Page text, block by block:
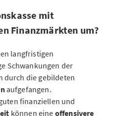
mit
Finanzmärkten um?
langfristigen
Schwankungen der
durch die gebildeten
aufgefangen.
finanziellen und
können eine offensivere